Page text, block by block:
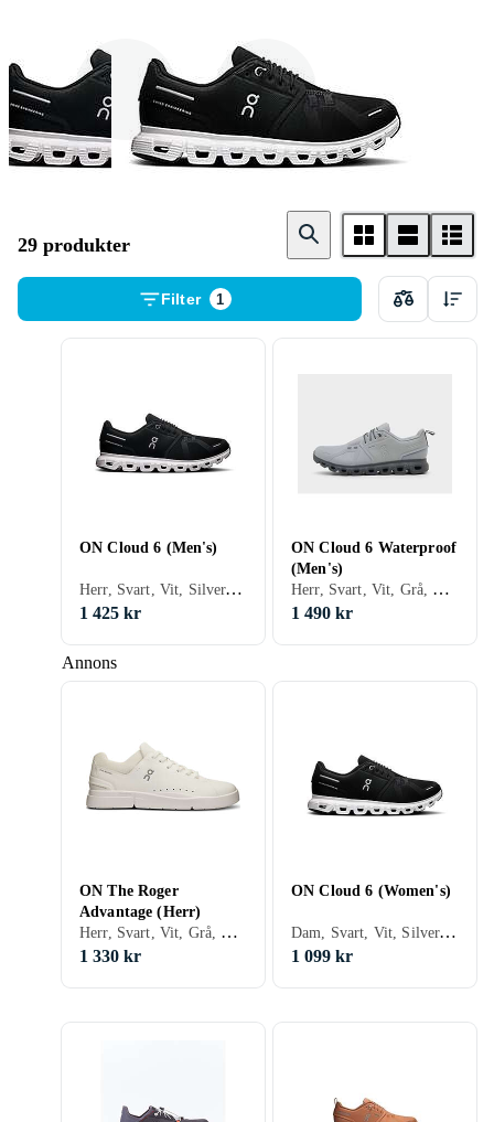
Herr Dam
29 produkter
Filter 1
Annons
ON Cloud 6 (Men's)
Herr, Svart, Vit, Silver, Grå, Brun, Blå, Röd, Gul, Orange, Grön, Beige, Rosa, Khaki, Snöre, On Cloud
1 425 kr
ON Cloud 6 Waterproof
(Men's)
Herr, Svart, Vit, Grå, Brun, Grön, Beige, Lila, Khaki, On Cloud
1 490 kr
ON The Roger
Advantage (Herr)
Herr, Svart, Vit, Grå, Orange, Grön, Beige, Rosa, Snöre
1 330 kr
ON Cloud 6 (Women's)
Dam, Svart, Vit, Silver, Grå, Brun, Blå, Gul, Orange, Grön, Beige, Rosa, Lila, Khaki, Snöre, On Cloud
1 099 kr